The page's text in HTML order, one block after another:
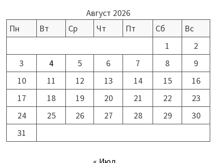
Август 2026
Пн
Вт Ср Чт Пт Сб
Вс
1
2
3
4 5 6 7 8
9
10
11 12 13 14 15
16
17
18 19 20 21 22
23
24
25 26 27 28 29
30
31